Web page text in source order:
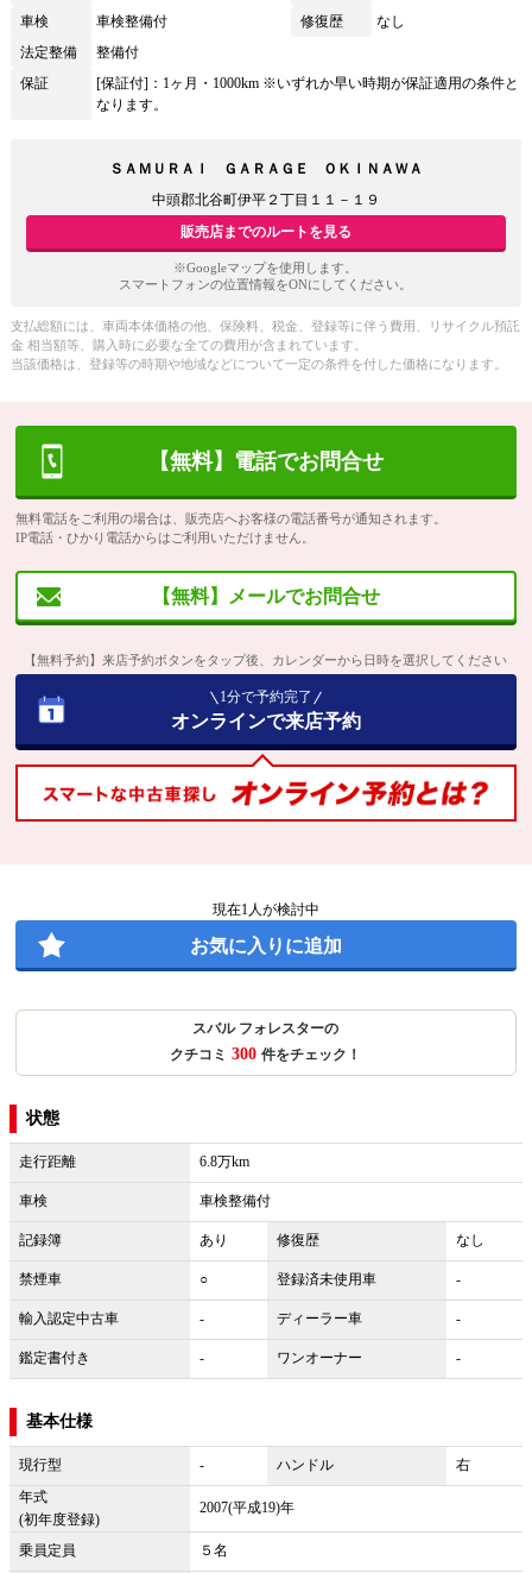
車検
車検整備付 修復歴
なし
法定整備
整備付
保証
[保証付]：1ヶ月・1000km ※いずれか早い時期が保証適用の条件と
なります。
ＳＡＭＵＲＡＩ ＧＡＲＡＧＥ ＯＫＩＮＡＷＡ
中頭郡北谷町伊平２丁目１１－１９
販売店までのルートを見る
※Googleマップを使用します。
スマートフォンの位置情報をONにしてください。
支払総額には、車両本体価格の他、保険料、税金、登録等に伴う費用、リサイクル預託
金 相当額等、購入時に必要な全ての費用が含まれています。
当該価格は、登録等の時期や地域などについて一定の条件を付した価格になります。
【無料】電話でお問合せ
無料電話をご利用の場合は、販売店へお客様の電話番号が通知されます。
IP電話・ひかり電話からはご利用いただけません。
【無料】メールでお問合せ
【無料予約】来店予約ボタンをタップ後、カレンダーから日時を選択してください
1分で予約完了
オンラインで来店予約
現在1 人が検討中
お気に入りに追加
スバル フォレスターの
クチコミ 300 件をチェック！
状態
走行距離 6.8万km
車検 車検整備付
記録簿 あり 修復歴 なし
禁煙車 ○ 登録済未使用車 -
輸入認定中古車 - ディーラー車 -
鑑定書付き - ワンオーナー -
基本仕様
現行型 - ハンドル
右
年式
(初年度登録)
2007(平成19)年
乗員定員 ５名